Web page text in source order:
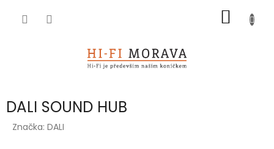
KOŠÍK
DALI SOUND HUB
Značka: DALI